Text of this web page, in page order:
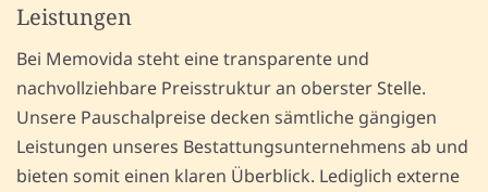
Leistungen
Bei Memovida steht eine transparente und
nachvollziehbare Preisstruktur an oberster Stelle.
Unsere Pauschalpreise decken sämtliche gängigen
Leistungen unseres Bestattungsunternehmens ab und
bieten somit einen klaren Überblick. Lediglich externe